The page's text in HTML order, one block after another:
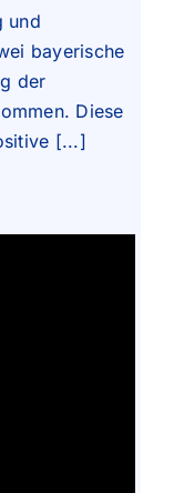
und
bayerische
der
Diese
[...]